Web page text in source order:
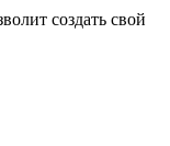
создать свой